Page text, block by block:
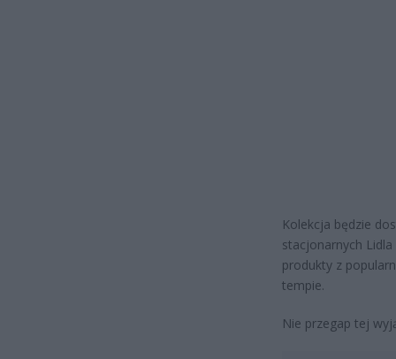
Kolekcja będzie
stacjonarnych
produkty z
tempie.
Nie przegap tej